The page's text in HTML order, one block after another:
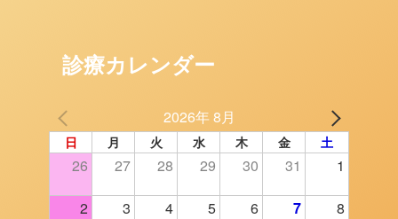
診療カレンダー
2026年 8月
日 月 火 水 木 金 土
26 27 28 29 30 31 1
2 3 4 5 6 7 8